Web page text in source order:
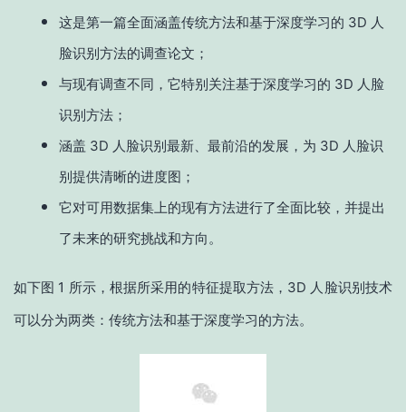
这是第一篇全面涵盖传统方法和基于深度学习的 3D 人
脸识别方法的调查论文；
与现有调查不同，它特别关注基于深度学习的 3D 人脸
识别方法；
涵盖 3D 人脸识别最新、最前沿的发展，为 3D 人脸识
别提供清晰的进度图；
它对可用数据集上的现有方法进行了全面比较，并提出
了未来的研究挑战和方向。
如下图 1 所示，根据所采用的特征提取方法，3D 人脸识别技术
可以分为两类：传统方法和基于深度学习的方法。